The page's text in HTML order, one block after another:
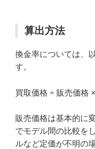
算出方法
換金率については、
す。
買取価格 ÷ 販売価格
販売価格は基本的に
でモデル間の比較を
ルなど定価が不明の